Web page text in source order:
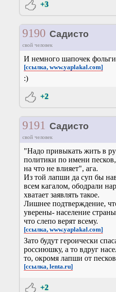
+3
9190 Садисто
свой человек
И немного шапочек
[ссылка, www.yaplakal.com]
:)
+2
9191 Садисто
свой человек
"Надо привыкать жить в
политики по имени
на что не влияет", ага.
Из той лапши да суп бы
всем кагалом, ободрали
хватает заявлять такое.
Лишнее подтверждение,
уверены- население
что слепо верят всему.
[ссылка, www.yaplakal.com]
Зато будут героически
россиюшку, а то вдруг
то, окромя лапши от
[ссылка, lenta.ru]
+2